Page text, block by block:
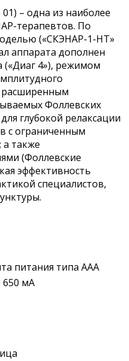
– одна из наиболее
терапевтов. По
(«СКЭНАР-1-НТ»
аппарата дополнен
4»), режимом
расширенным
Фоллевских
глубокой релаксации
с ограниченным
также
(Фоллевские
эффективность
специалистов,
питания типа ААА
650 мА